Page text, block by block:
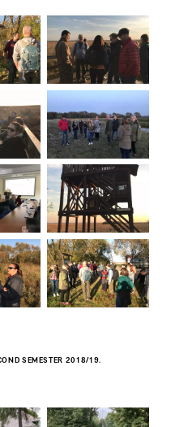
SEMESTER 2018/19.